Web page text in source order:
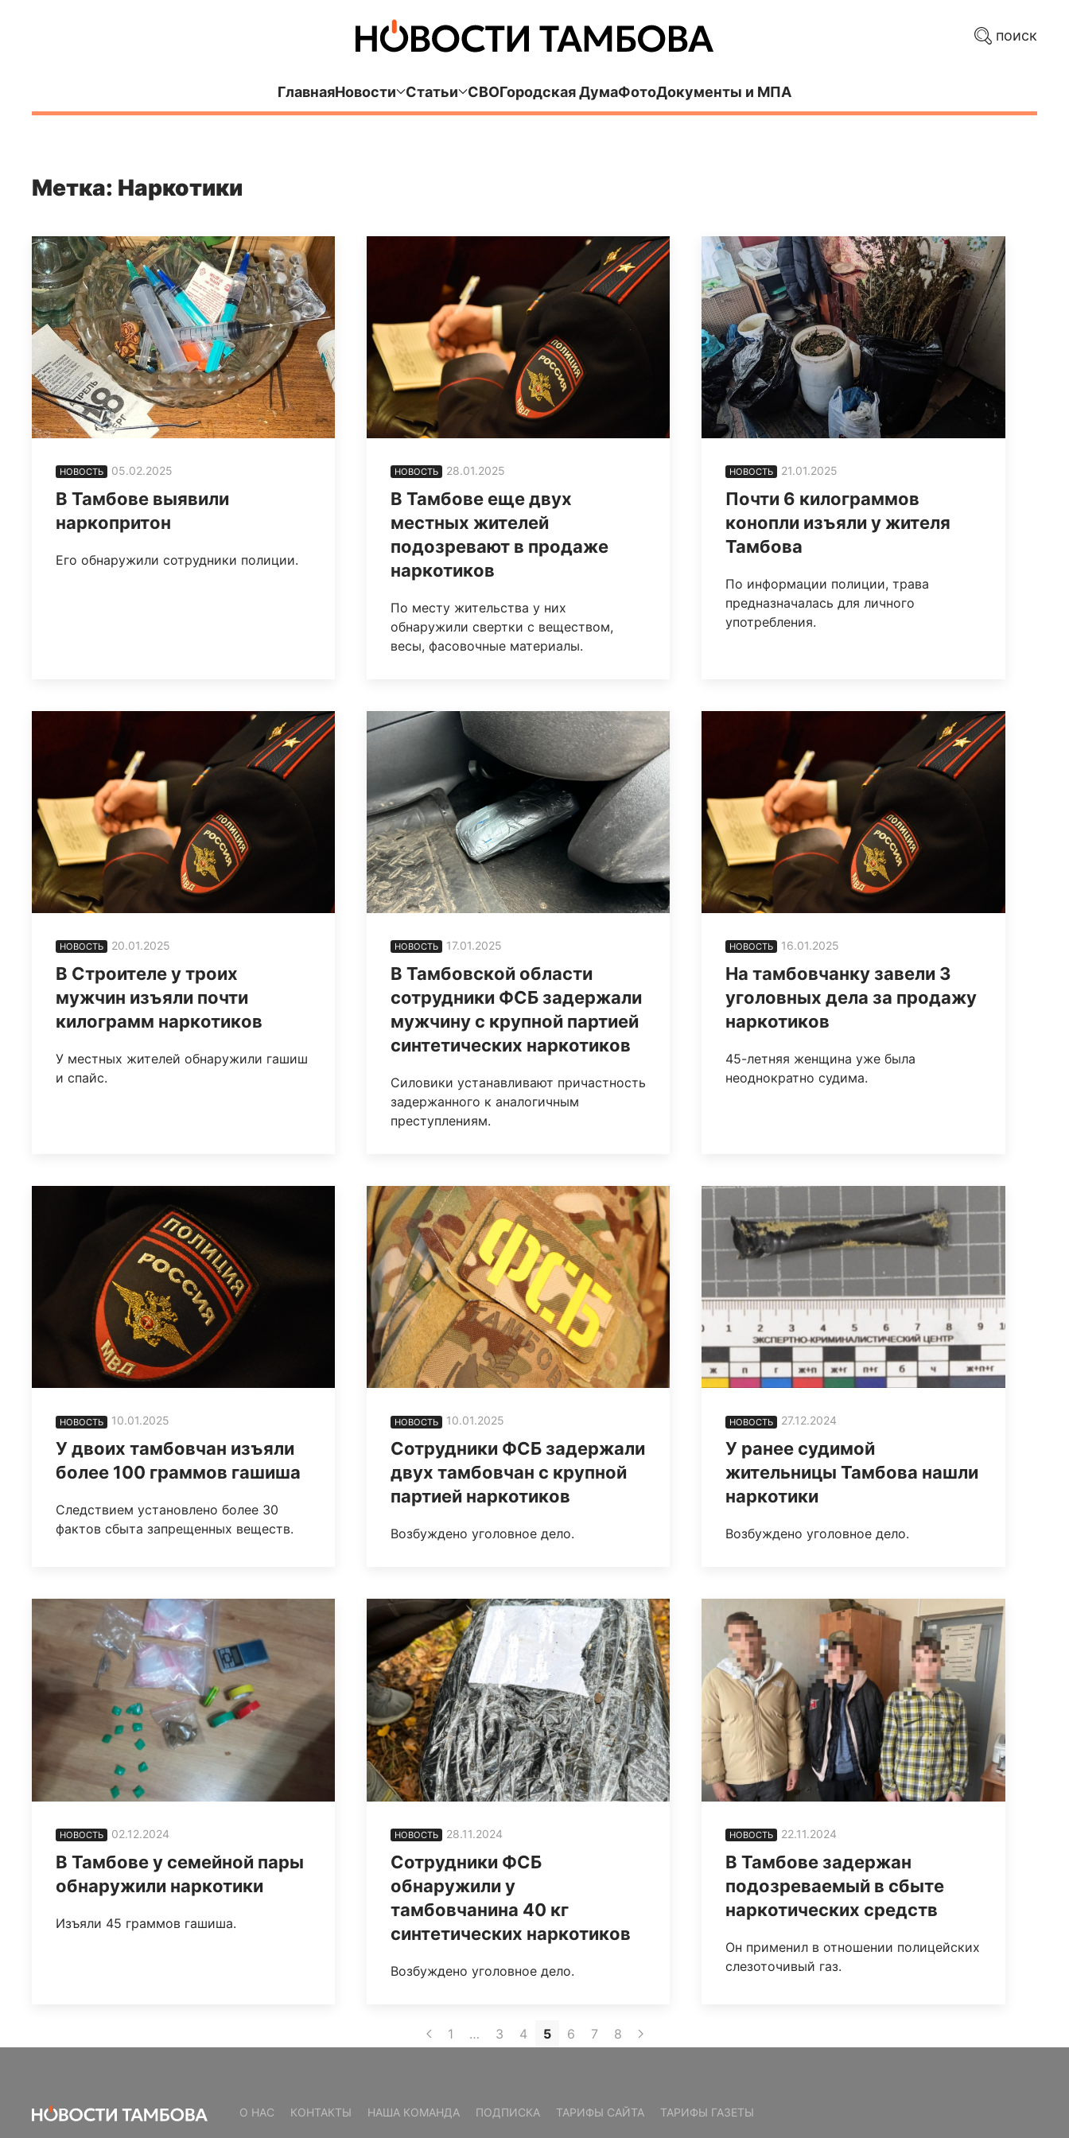
поиск
ГлавнаяНовости Статьи СВОГородская ДумаФотоДокументы и МПА
Метка: Наркотики
НОВОСТЬ 05.02.2025
В Тамбове выявили
наркопритон
Его обнаружили сотрудники полиции.
НОВОСТЬ 28.01.2025
В Тамбове еще двух
местных жителей
подозревают в продаже
наркотиков
По месту жительства у них
обнаружили свертки с веществом,
весы, фасовочные материалы.
НОВОСТЬ 21.01.2025
Почти 6 килограммов
конопли изъяли у жителя
Тамбова
По информации полиции, трава
предназначалась для личного
употребления.
НОВОСТЬ 20.01.2025
В Строителе у троих
мужчин изъяли почти
килограмм наркотиков
У местных жителей обнаружили гашиш
и спайс.
НОВОСТЬ 17.01.2025
В Тамбовской области
сотрудники ФСБ задержали
мужчину с крупной партией
синтетических наркотиков
Силовики устанавливают причастность
задержанного к аналогичным
преступлениям.
НОВОСТЬ 16.01.2025
На тамбовчанку завели 3
уголовных дела за продажу
наркотиков
45-летняя женщина уже была
неоднократно судима.
НОВОСТЬ 10.01.2025
У двоих тамбовчан изъяли
более 100 граммов гашиша
Следствием установлено более 30
фактов сбыта запрещенных веществ.
НОВОСТЬ 10.01.2025
Сотрудники ФСБ задержали
двух тамбовчан с крупной
партией наркотиков
Возбуждено уголовное дело.
НОВОСТЬ 27.12.2024
У ранее судимой
жительницы Тамбова нашли
наркотики
Возбуждено уголовное дело.
НОВОСТЬ 02.12.2024
В Тамбове у семейной пары
обнаружили наркотики
Изъяли 45 граммов гашиша.
НОВОСТЬ 28.11.2024
Сотрудники ФСБ
обнаружили у
тамбовчанина 40 кг
синтетических наркотиков
Возбуждено уголовное дело.
НОВОСТЬ 22.11.2024
В Тамбове задержан
подозреваемый в сбыте
наркотических средств
Он применил в отношении полицейских
слезоточивый газ.
1 … 3 4 5 6 7 8
О НАС КОНТАКТЫ НАША КОМАНДА ПОДПИСКА ТАРИФЫ САЙТА ТАРИФЫ ГАЗЕТЫ